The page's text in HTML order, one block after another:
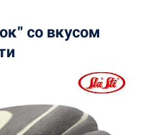
со вкусом